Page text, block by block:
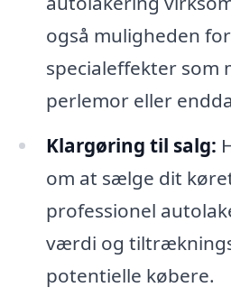
også muligheden
specialeffekter som
perlemor eller
Klargøring til salg:
om at sælge dit
professionel
værdi og
potentielle købere.